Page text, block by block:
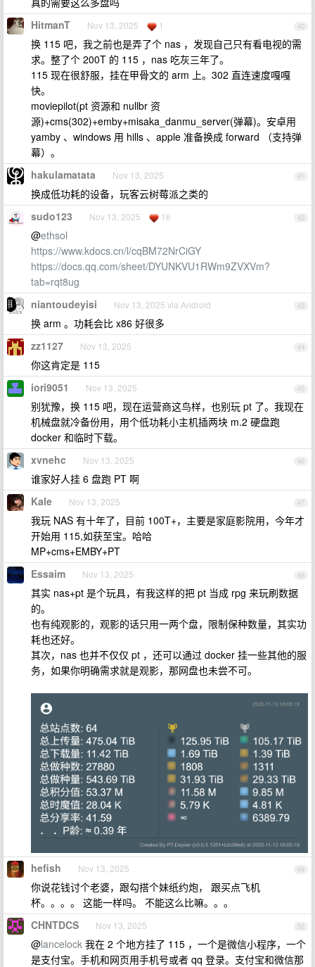
40
HitmanT Nov 13, 2025 1
换 115 吧，我之前也是弄了个 nas ，发现自己只有看电视的需
求。整了个 200T 的 115 ，nas 吃灰三年了。
115 现在很舒服，挂在甲骨文的 arm 上。302 直连速度嘎嘎
快。
moviepilot(pt 资源和 nullbr 资
源)+cms(302)+emby+misaka_danmu_server(弹幕)。安卓用
yamby 、windows 用 hills 、apple 准备换成 forward （支持弹
幕）。
41
hakulamatata Nov 13, 2025
换成低功耗的设备，玩客云树莓派之类的
42
sudo123 Nov 13, 2025 16
@ethsol
https://www.kdocs.cn/l/cqBM72NrCiGY
https://docs.qq.com/sheet/DYUNKVU1RWm9ZVXVm?
tab=rqt8ug
43
niantoudeyisi Nov 13, 2025 via Android
换 arm 。功耗会比 x86 好很多
44
zz1127 Nov 13, 2025
你这肯定是 115
45
iori9051 Nov 13, 2025
别犹豫，换 115 吧，现在运营商这鸟样，也别玩 pt 了。我现在
机械盘就冷备份用，用个低功耗小主机插两块 m.2 硬盘跑
docker 和临时下载。
46
xvnehc Nov 13, 2025
谁家好人挂 6 盘跑 PT 啊
47
Kale Nov 13, 2025
我玩 NAS 有十年了，目前 100T+，主要是家庭影院用，今年才
开始用 115,如获至宝。哈哈
MP+cms+EMBY+PT
48
Essaim Nov 13, 2025
其实 nas+pt 是个玩具，有我这样的把 pt 当成 rpg 来玩刷数据
的。
也有纯观影的，观影的话只用一两个盘，限制保种数量，其实功
耗也还好。
其次，nas 也并不仅仅 pt ，还可以通过 docker 挂一些其他的服
务，如果你明确需求就是观影，那网盘也未尝不可。
49
hefish Nov 13, 2025
你说花钱讨个老婆，跟勾搭个妹纸约炮， 跟买点飞机
杯。。。。 这能一样吗。 不能这么比嘛。。。
50
CHNTDCS Nov 13, 2025
@lancelock 我在 2 个地方挂了 115 ，一个是微信小程序，一个
是支付宝。手机和网页用手机号或者 qq 登录。支付宝和微信那